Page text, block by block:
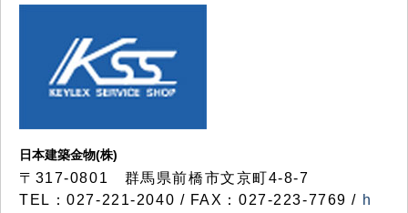
日本建築金物(株)
〒317‐0801 群馬県前橋市文京町4-8-7
TEL：027-221-2040 / FAX：027-223-7769 / h